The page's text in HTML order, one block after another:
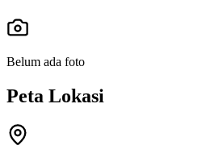
Belum ada foto
Peta Lokasi